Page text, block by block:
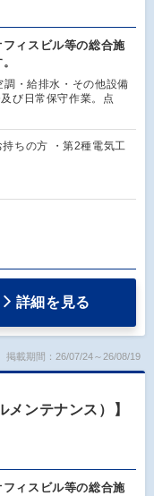
ィスビル等の総合施
・給排水・その他設備
び日常保守作業。点
ちの方 ・第2種電気工
詳細を見る
掲載期間：26/07/24～26/08/19
ンテナンス）】
ィスビル等の総合施